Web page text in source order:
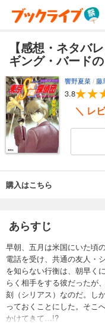
【感想・ネタバ
ギング・バード
響野夏菜/藤
3.8
＼ レ
購入はこちら
あらすじ
早朝、五月は米国にいた頃
電話を受け、共通の友人・
を知らない行衡は、朝早く
らく相手をする彼だったが
刻（シリアス）なのだ。し
っておくことにした。そこ
かけてきて…!?